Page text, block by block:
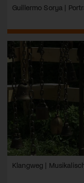
Guillermo Sorya |
Klangweg |